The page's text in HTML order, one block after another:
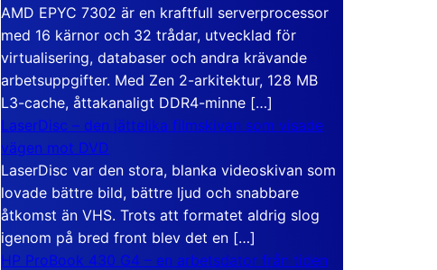
AMD EPYC 7302 är en kraftfull serverprocessor
med 16 kärnor och 32 trådar, utvecklad för
virtualisering, databaser och andra krävande
arbetsuppgifter. Med Zen 2-arkitektur, 128 MB
L3-cache, åttakanaligt DDR4-minne […]
LaserDisc – den jättelika filmskivan som visade
vägen mot DVD
LaserDisc var den stora, blanka videoskivan som
lovade bättre bild, bättre ljud och snabbare
åtkomst än VHS. Trots att formatet aldrig slog
igenom på bred front blev det en […]
HP ProBook 430 G4 – en arbetsdator från tiden